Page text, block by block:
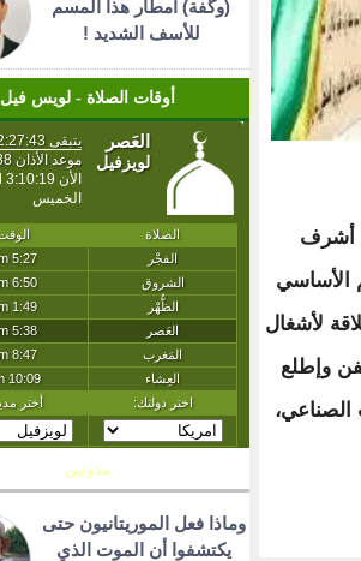
أشرف
الأساسي
الإنطلاقة لأشغال
وإطلع
(وگفة) أمطار هذا المسم
للأسف الشديد !
أوقات الصلاة - لويس فيل
مدونين
وماذا فعل الموريتانيون حتى
يكتشفوا أن الموت الذي